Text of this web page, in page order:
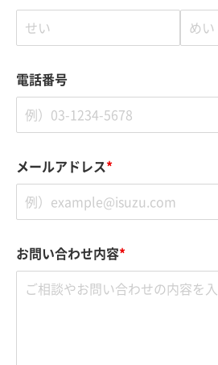
電話番号
メールアドレス*
お問い合わせ内容*